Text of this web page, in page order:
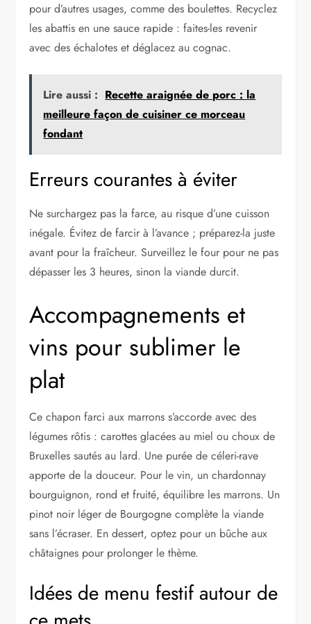
pour d’autres usages, comme des boulettes. Recyclez
les abattis en une sauce rapide : faites-les revenir
avec des échalotes et déglacez au cognac.
Lire aussi : Recette araignée de porc : la
meilleure façon de cuisiner ce morceau
fondant
Erreurs courantes à éviter
Ne surchargez pas la farce, au risque d’une cuisson
inégale. Évitez de farcir à l’avance ; préparez-la juste
avant pour la fraîcheur. Surveillez le four pour ne pas
dépasser les 3 heures, sinon la viande durcit.
Accompagnements et
vins pour sublimer le
plat
Ce chapon farci aux marrons s’accorde avec des
légumes rôtis : carottes glacées au miel ou choux de
Bruxelles sautés au lard. Une purée de céleri-rave
apporte de la douceur. Pour le vin, un chardonnay
bourguignon, rond et fruité, équilibre les marrons. Un
pinot noir léger de Bourgogne complète la viande
sans l’écraser. En dessert, optez pour un bûche aux
châtaignes pour prolonger le thème.
Idées de menu festif autour de